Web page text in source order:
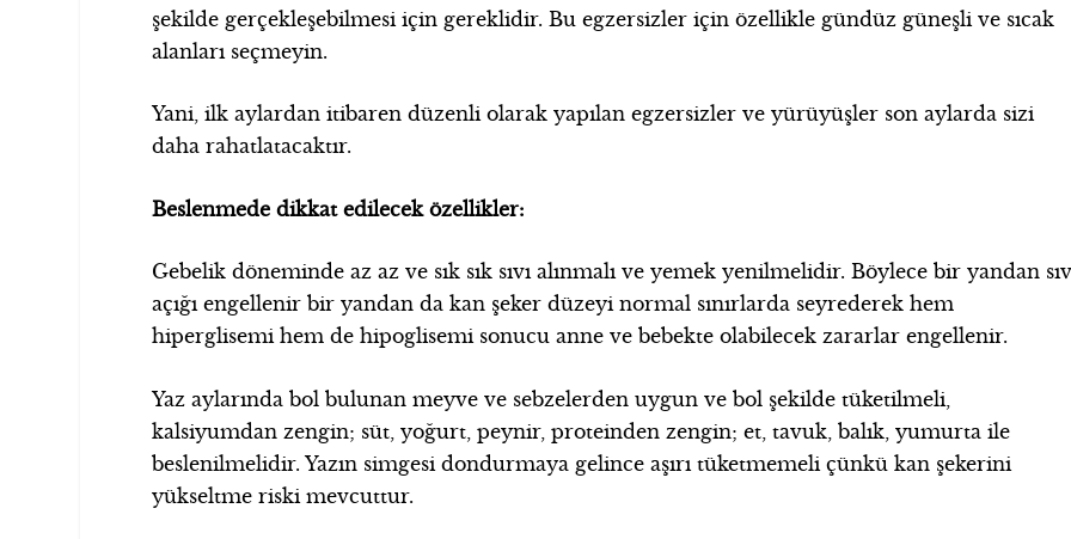
şekilde gerçekleşebilmesi için gereklidir. Bu egzersizler için özellikle gündüz güneşli ve sıcak
alanları seçmeyin.
Yani, ilk aylardan itibaren düzenli olarak yapılan egzersizler ve yürüyüşler son aylarda sizi
daha rahatlatacaktır.
Beslenmede dikkat edilecek özellikler:
Gebelik döneminde az az ve sık sık sıvı alınmalı ve yemek yenilmelidir. Böylece bir yandan
açığı engellenir bir yandan da kan şeker düzeyi normal sınırlarda seyrederek hem
hiperglisemi hem de hipoglisemi sonucu anne ve bebekte olabilecek zararlar engellenir.
Yaz aylarında bol bulunan meyve ve sebzelerden uygun ve bol şekilde tüketilmeli,
kalsiyumdan zengin; süt, yoğurt, peynir, proteinden zengin; et, tavuk, balık, yumurta ile
beslenilmelidir. Yazın simgesi dondurmaya gelince aşırı tüketmemeli çünkü kan şekerini
yükseltme riski mevcuttur.